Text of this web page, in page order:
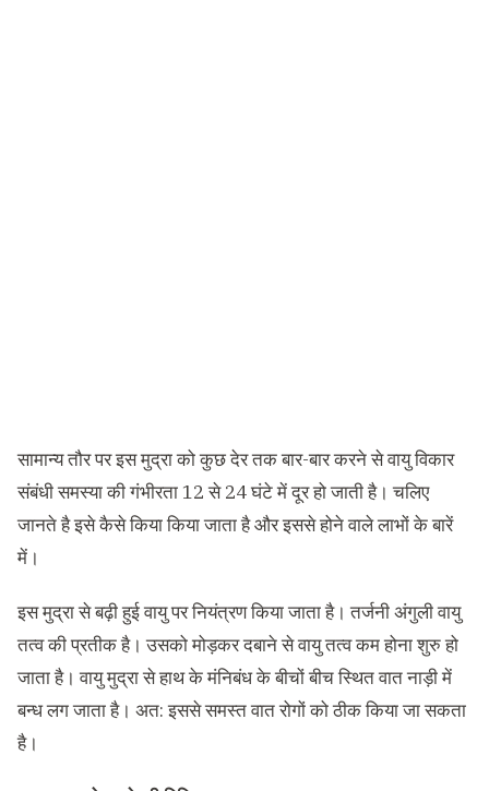
सामान्य तौर पर इस मुद्रा को कुछ देर तक बार-बार करने से वायु विकार
संबंधी समस्या की गंभीरता 12 से 24 घंटे में दूर हो जाती है। चलिए
जानते है इसे कैसे किया किया जाता है और इससे होने वाले लाभों के बारें
में।
इस मुद्रा से बढ़ी हुई वायु पर नियंत्रण किया जाता है। तर्जनी अंगुली वायु
तत्व की प्रतीक है। उसको मोड़कर दबाने से वायु तत्व कम होना शुरु हो
जाता है। वायु मुद्रा से हाथ के मंनिबंध के बीचों बीच स्थित वात नाड़ी में
बन्ध लग जाता है। अत: इससे समस्त वात रोगों को ठीक किया जा सकता
है।